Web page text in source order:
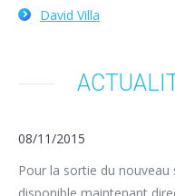
David Villa
08/11/2015
Pour la sortie du